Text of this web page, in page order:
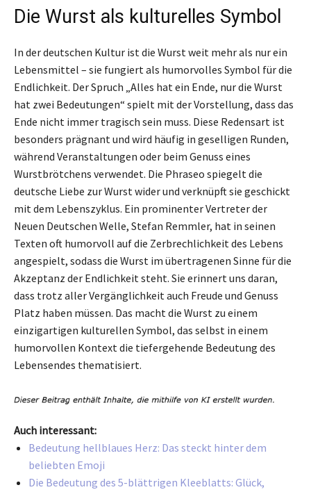
Die Wurst als kulturelles Symbol
In der deutschen Kultur ist die Wurst weit mehr als nur ein
Lebensmittel – sie fungiert als humorvolles Symbol für die
Endlichkeit. Der Spruch „Alles hat ein Ende, nur die Wurst
hat zwei Bedeutungen“ spielt mit der Vorstellung, dass das
Ende nicht immer tragisch sein muss. Diese Redensart ist
besonders prägnant und wird häufig in geselligen Runden,
während Veranstaltungen oder beim Genuss eines
Wurstbrötchens verwendet. Die Phraseo spiegelt die
deutsche Liebe zur Wurst wider und verknüpft sie geschickt
mit dem Lebenszyklus. Ein prominenter Vertreter der
Neuen Deutschen Welle, Stefan Remmler, hat in seinen
Texten oft humorvoll auf die Zerbrechlichkeit des Lebens
angespielt, sodass die Wurst im übertragenen Sinne für die
Akzeptanz der Endlichkeit steht. Sie erinnert uns daran,
dass trotz aller Vergänglichkeit auch Freude und Genuss
Platz haben müssen. Das macht die Wurst zu einem
einzigartigen kulturellen Symbol, das selbst in einem
humorvollen Kontext die tiefergehende Bedeutung des
Lebensendes thematisiert.
Auch interessant:
Bedeutung hellblaues Herz: Das steckt hinter dem
beliebten Emoji
Die Bedeutung des 5-blättrigen Kleeblatts: Glück,